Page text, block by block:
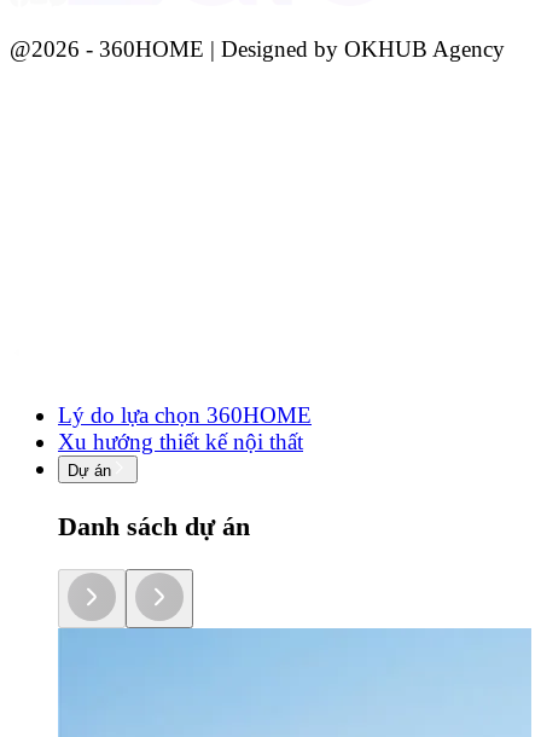
@2026 - 360HOME | Designed by OKHUB Agency
Lý do lựa chọn 360HOME
Xu hướng thiết kế nội thất
Dự án
Danh sách dự án